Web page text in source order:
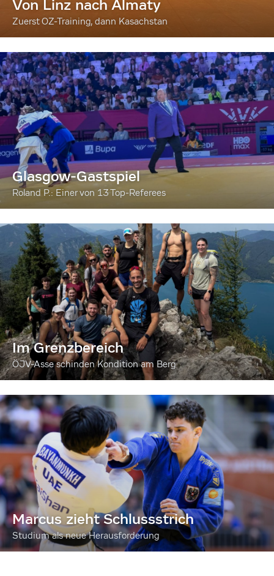
Von Linz nach Almaty
Zuerst OZ-Training, dann Kasachstan
Glasgow-Gastspiel
Roland P.: Einer von 13 Top-Referees
Im Grenzbereich
ÖJV-Asse schinden Kondition am Berg
Marcus zieht Schlussstrich
Studium als neue Herausforderung